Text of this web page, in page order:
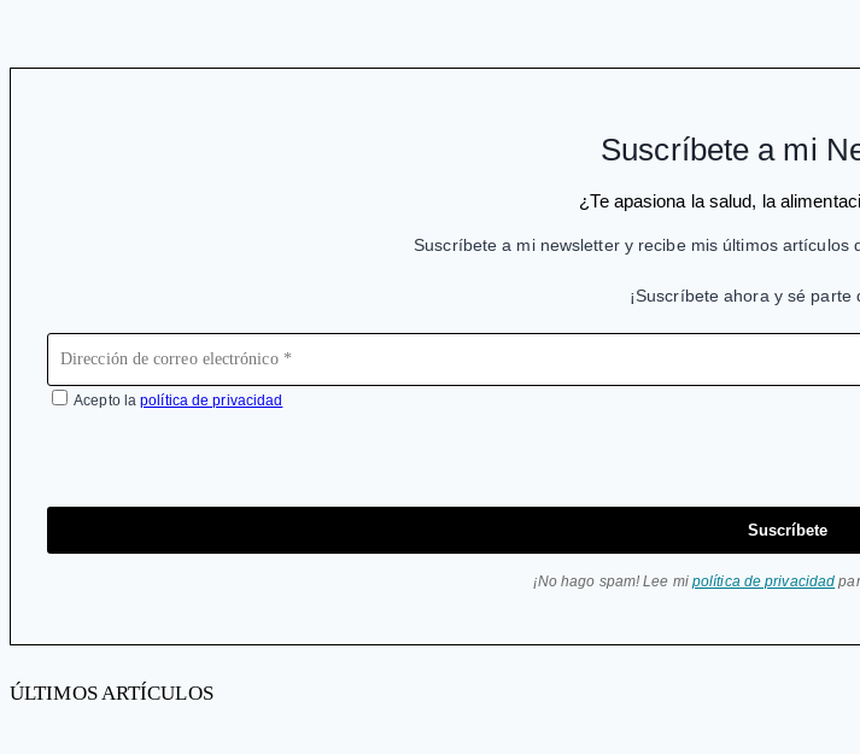
Suscríbete a mi
¿Te apasiona la salud, la
Suscríbete a mi newsletter y recibe mis últimos artículos
¡Suscríbete ahora y sé parte
Acepto lapolítica de privacidad
Suscríbete
¡No hago spam! Lee mi política de privacidad
ÚLTIMOS ARTÍCULOS